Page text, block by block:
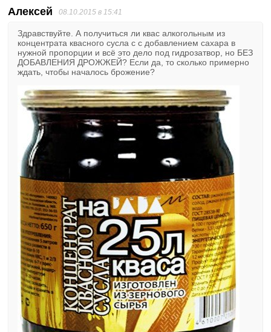
Алексей 08.10.2015 в 15:41
Здравствуйте. А получиться ли квас алкогольным из
концентрата квасного сусла с с добавлением сахара в
нужной пропорции и всё это дело под гидрозатвор, но БЕЗ
ДОБАВЛЕНИЯ ДРОЖЖЕЙ? Если да, то сколько примерно
ждать, чтобы началось брожение?